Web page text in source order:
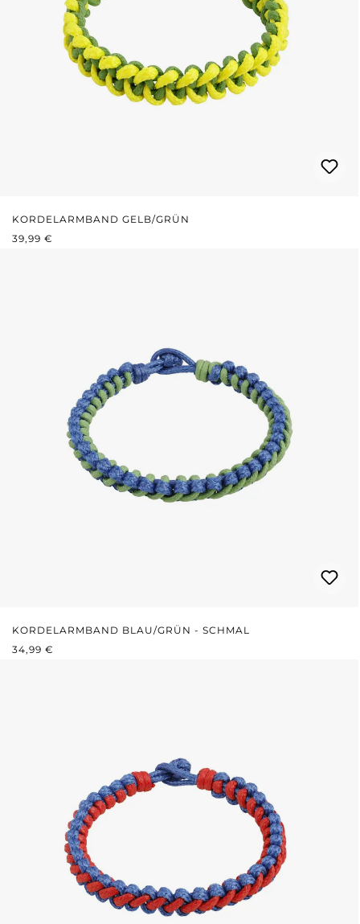
KORDELARMBAND GELB/GRÜN
REGULÄRER PREIS:
39,99 €
KORDELARMBAND BLAU/GRÜN - SCHMAL
REGULÄRER PREIS:
34,99 €